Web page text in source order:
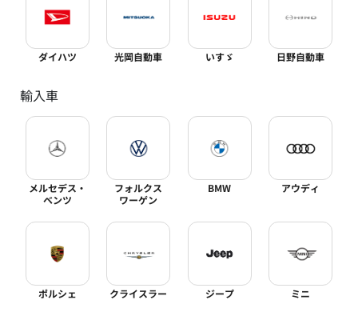
ダイハツ 光岡自動車 いすゞ 日野自動車
輸入車
メルセデス・
ベンツ
フォルクス
ワーゲン
BMW アウディ
ポルシェ クライスラー ジープ ミニ